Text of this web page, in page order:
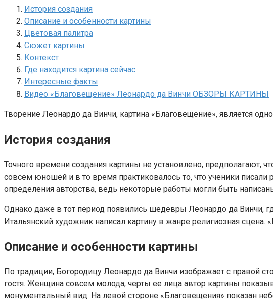
История создания
Описание и особенности картины
Цветовая палитра
Сюжет картины
Контекст
Где находится картина сейчас
Интересные факты
Видео «Благовещение» Леонардо да Винчи ОБЗОРЫ КАРТИНЫ
Творение Леонардо да Винчи, картина «Благовещение», является
История создания
Точного времени создания картины не установлено, предполагают,
совсем юношей и в то время практиковалось то, что ученики
определения авторства, ведь некоторые работы могли быть
Однако даже в тот период появились шедевры Леонардо да Винчи,
Итальянский художник написал картину в жанре религиозная
Описание и особенности картины
По традиции, Богородицу Леонардо да Винчи изображает с правой
гостя. Женщина совсем молода, черты ее лица автор картины
монументальный вид. На левой стороне «Благовещения» показан